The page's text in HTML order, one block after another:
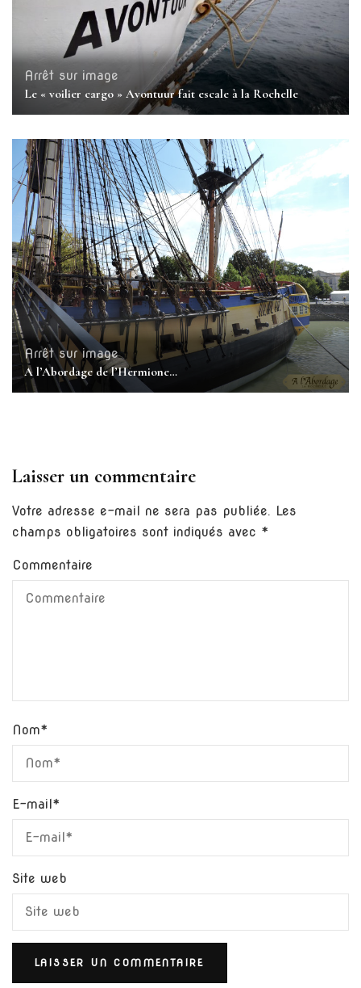
Arrêt sur image
Le « voilier cargo » Avontuur fait escale à la Rochelle
Arrêt sur image
A l’Abordage de l’Hermione…
Laisser un commentaire
Votre adresse e-mail ne sera pas publiée. Les
champs obligatoires sont indiqués avec *
Commentaire
Nom*
E-mail*
Site web